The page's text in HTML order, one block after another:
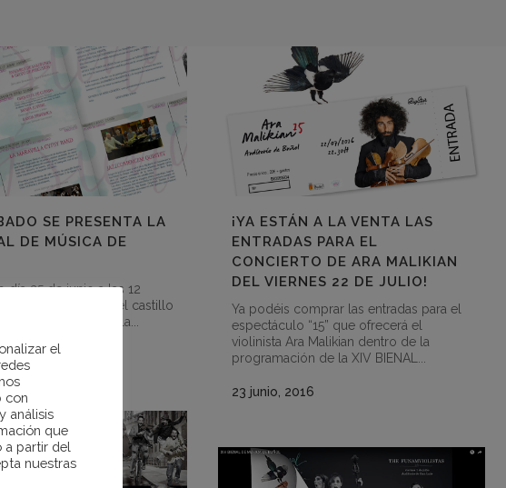
SE PRESENTA LA
DE MÚSICA DE
día 25 de junio a las 12
sala “El Oscurico” del castillo
la presentación de la...
¡YA ESTÁN A LA VENTA LAS
ENTRADAS PARA EL
CONCIERTO DE ARA MALIKIAN
DEL VIERNES 22 DE JULIO!
Ya podéis comprar las entradas para el
espectáculo “15” que ofrecerá el
violinista Ara Malikian dentro de la
programación de la XIV BIENAL...
23 junio, 2016
el
con
análisis
que
a partir del
nuestras